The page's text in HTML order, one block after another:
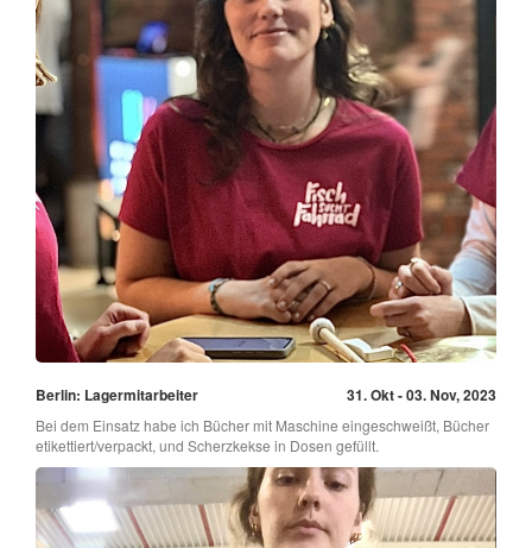
Berlin: Lagermitarbeiter 31. Okt - 03. Nov, 2023
Bei dem Einsatz habe ich Bücher mit Maschine eingeschweißt, Bücher
etikettiert/verpackt, und Scherzkekse in Dosen gefüllt.